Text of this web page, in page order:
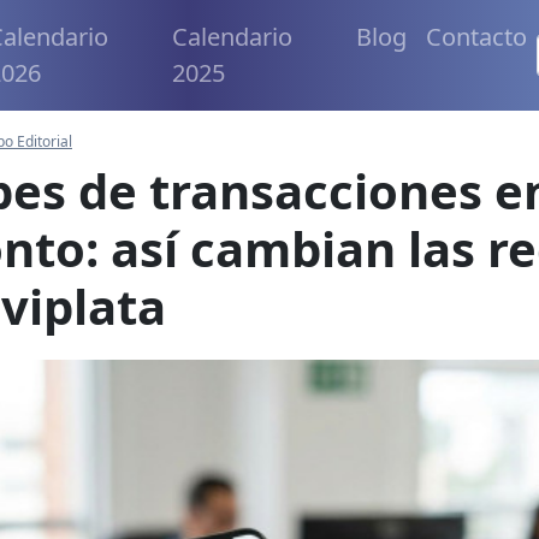
Calendario
2025
Blog Contacto
Editorial
de transacciones
así cambian las